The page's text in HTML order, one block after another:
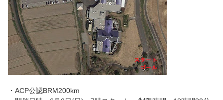
・ACP公認BRM200km